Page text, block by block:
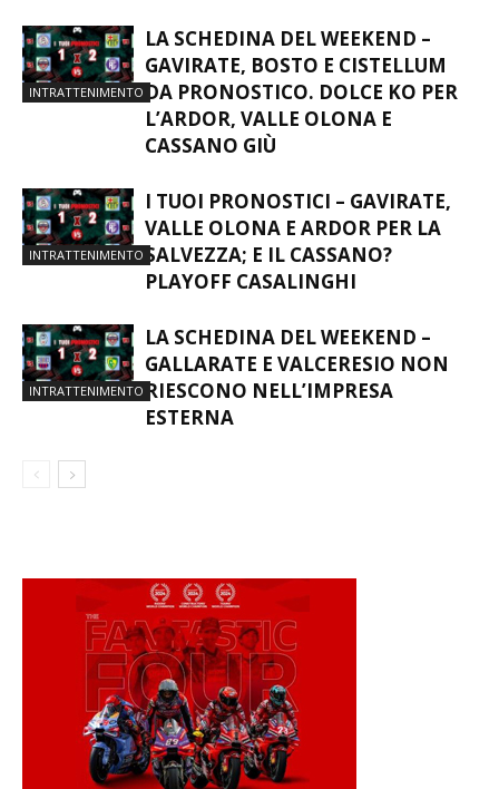
INTRATTENIMENTO
LA SCHEDINA DEL WEEKEND –
GAVIRATE, BOSTO E CISTELLUM
DA PRONOSTICO. DOLCE KO PER
L’ARDOR, VALLE OLONA E
CASSANO GIÙ
INTRATTENIMENTO
I TUOI PRONOSTICI – GAVIRATE,
VALLE OLONA E ARDOR PER LA
SALVEZZA; E IL CASSANO?
PLAYOFF CASALINGHI
INTRATTENIMENTO
LA SCHEDINA DEL WEEKEND –
GALLARATE E VALCERESIO NON
RIESCONO NELL’IMPRESA
ESTERNA